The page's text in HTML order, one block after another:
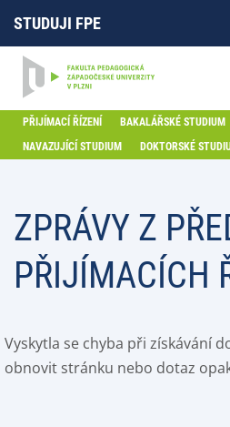
STUDUJI FPE
PŘIJÍMACÍ ŘÍZENÍ BAKALÁŘSKÉ STUDIUM
NAVAZUJÍCÍ STUDIUM
DOKTORSKÉ
ZPRÁVY Z
PŘIJÍMACÍCH
Vyskytla se chyba při získávání
obnovit stránku nebo dotaz